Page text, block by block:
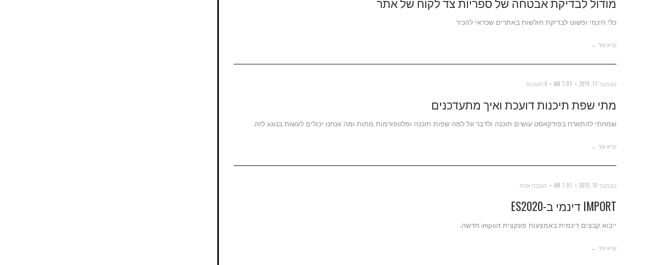
כלי חינמי ופשוט לבדיקת חולשות באתרים שכדאי להכיר
קרא עוד ←
נובמבר 17, 2019 7:07 AM 4 תגובות
מתי שפת תיכנות דועכת ואיך מתעדכנים
שמחתי להתארח בפודקאסט עושים תוכנה ולדבר על למה שפות תוכנה ופלטפורמות מתות ומה אנחנו יכולים לעשות בנוגע לזה.
קרא עוד ←
נובמבר 10, 2019 7:07 AM תגובה אחת
IMPORT דינמי ב-ES2020
ייבוא קבצים דינמית באמצעות פונקצית import חדשה.
קרא עוד ←